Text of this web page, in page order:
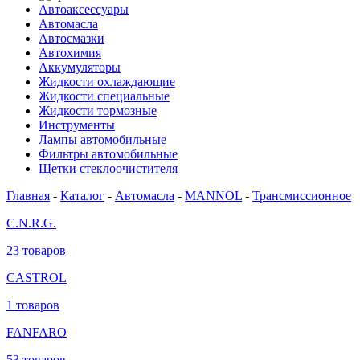
Автоаксессуары
Автомасла
Автосмазки
Автохимия
Аккумуляторы
Жидкости охлаждающие
Жидкости специальные
Жидкости тормозные
Инструменты
Лампы автомобильные
Фильтры автомобильные
Щетки стеклоочистителя
Главная - Каталог - Автомасла - MANNOL - Трансмиссионное
C.N.R.G.
23 товаров
CASTROL
1 товаров
FANFARO